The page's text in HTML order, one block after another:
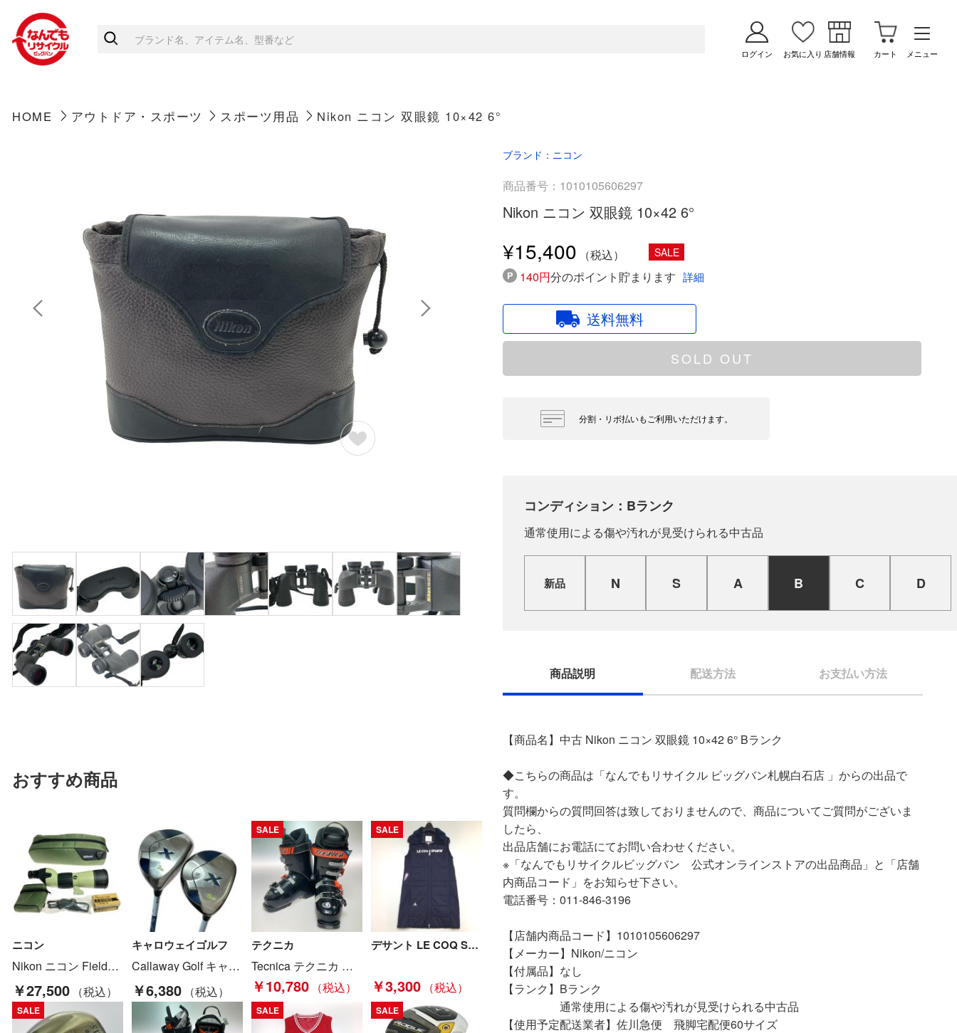
ログイン お気に入り 店舗情報 カート メニュー
HOME アウトドア・スポーツ スポーツ用品 Nikon ニコン 双眼鏡 10×42 6°
おすすめ商品
ニコン
Nikon ニコン Fieldscope フィールドスコープ オリーブグリーン Bランク
￥27,500
キャロウェイゴルフ
Callaway Golf キャロウェイゴルフ X 3FW 5FW フェアウェイウッド 2本セット X SERIES 60 R Cランク
￥6,380
SALE
テクニカ
Tecnica テクニカ スキーブーツ R PRO 70 キッズ ジュニアブーツ 22-22.5cm ソールサイズ268mm Cランク
￥10,780
SALE
デサント LE COQ SPORTIF 中綿ゴルフ ワンピース Sサイズ ネイビー ネイビー Bランク
￥3,300
SALE SALE SALE
ブランド：ニコン
商品番号：1010105606297
Nikon ニコン 双眼鏡 10×42 6°
¥15,400 SALE
140円分のポイント貯まります 詳細
送料無料
SOLD OUT
分割・リボ払いもご利用いただけます。
コンディション：Bランク
通常使用による傷や汚れが見受けられる中古品
新品 N S A B C D
商品説明 配送方法 お支払い方法
【商品名】中古 Nikon ニコン 双眼鏡 10×42 6° Bランク
◆こちらの商品は「なんでもリサイクル ビッグバン札幌白石店 」からの出品で
す。
質問欄からの質問回答は致しておりませんので、商品についてご質問がございま
したら、
出品店舗にお電話にてお問い合わせください。
※「なんでもリサイクルビッグバン 公式オンラインストアの出品商品」と「店舗
内商品コード」をお知らせ下さい。
電話番号：011-846-3196
【店舗内商品コード】1010105606297
【メーカー】Nikon/ニコン
【付属品】なし
【ランク】Bランク
通常使用による傷や汚れが見受けられる中古品
【使用予定配送業者】佐川急便 飛脚宅配便60サイズ